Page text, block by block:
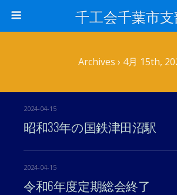
千工会千葉市
Archives › 4月 15th,
2024-04-15
昭和33年の国鉄津田沼駅
2024-04-15
令和6年度定期総会終了